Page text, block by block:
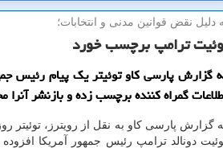
دلیل نقض قوانین مدنی و انتخابات؛
ترامپ برچسب خورد
گزارش پارسی كاو توئیتر یك پیام رئیس
گمراه كننده برچسب زده و بازنشر
گزارش پارسی کاو به نقل از رویترز، توئیتر
دونالد ترامپ رئیس جمهور آمریکا